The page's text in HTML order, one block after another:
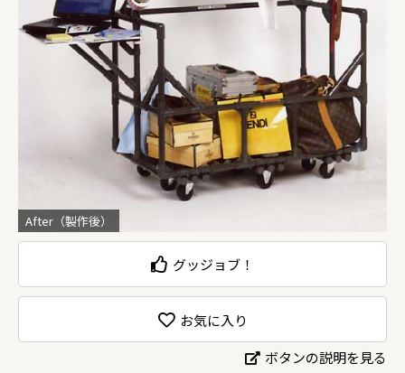
After（製作後）
グッジョブ！
お気に入り
ボタンの説明を見る